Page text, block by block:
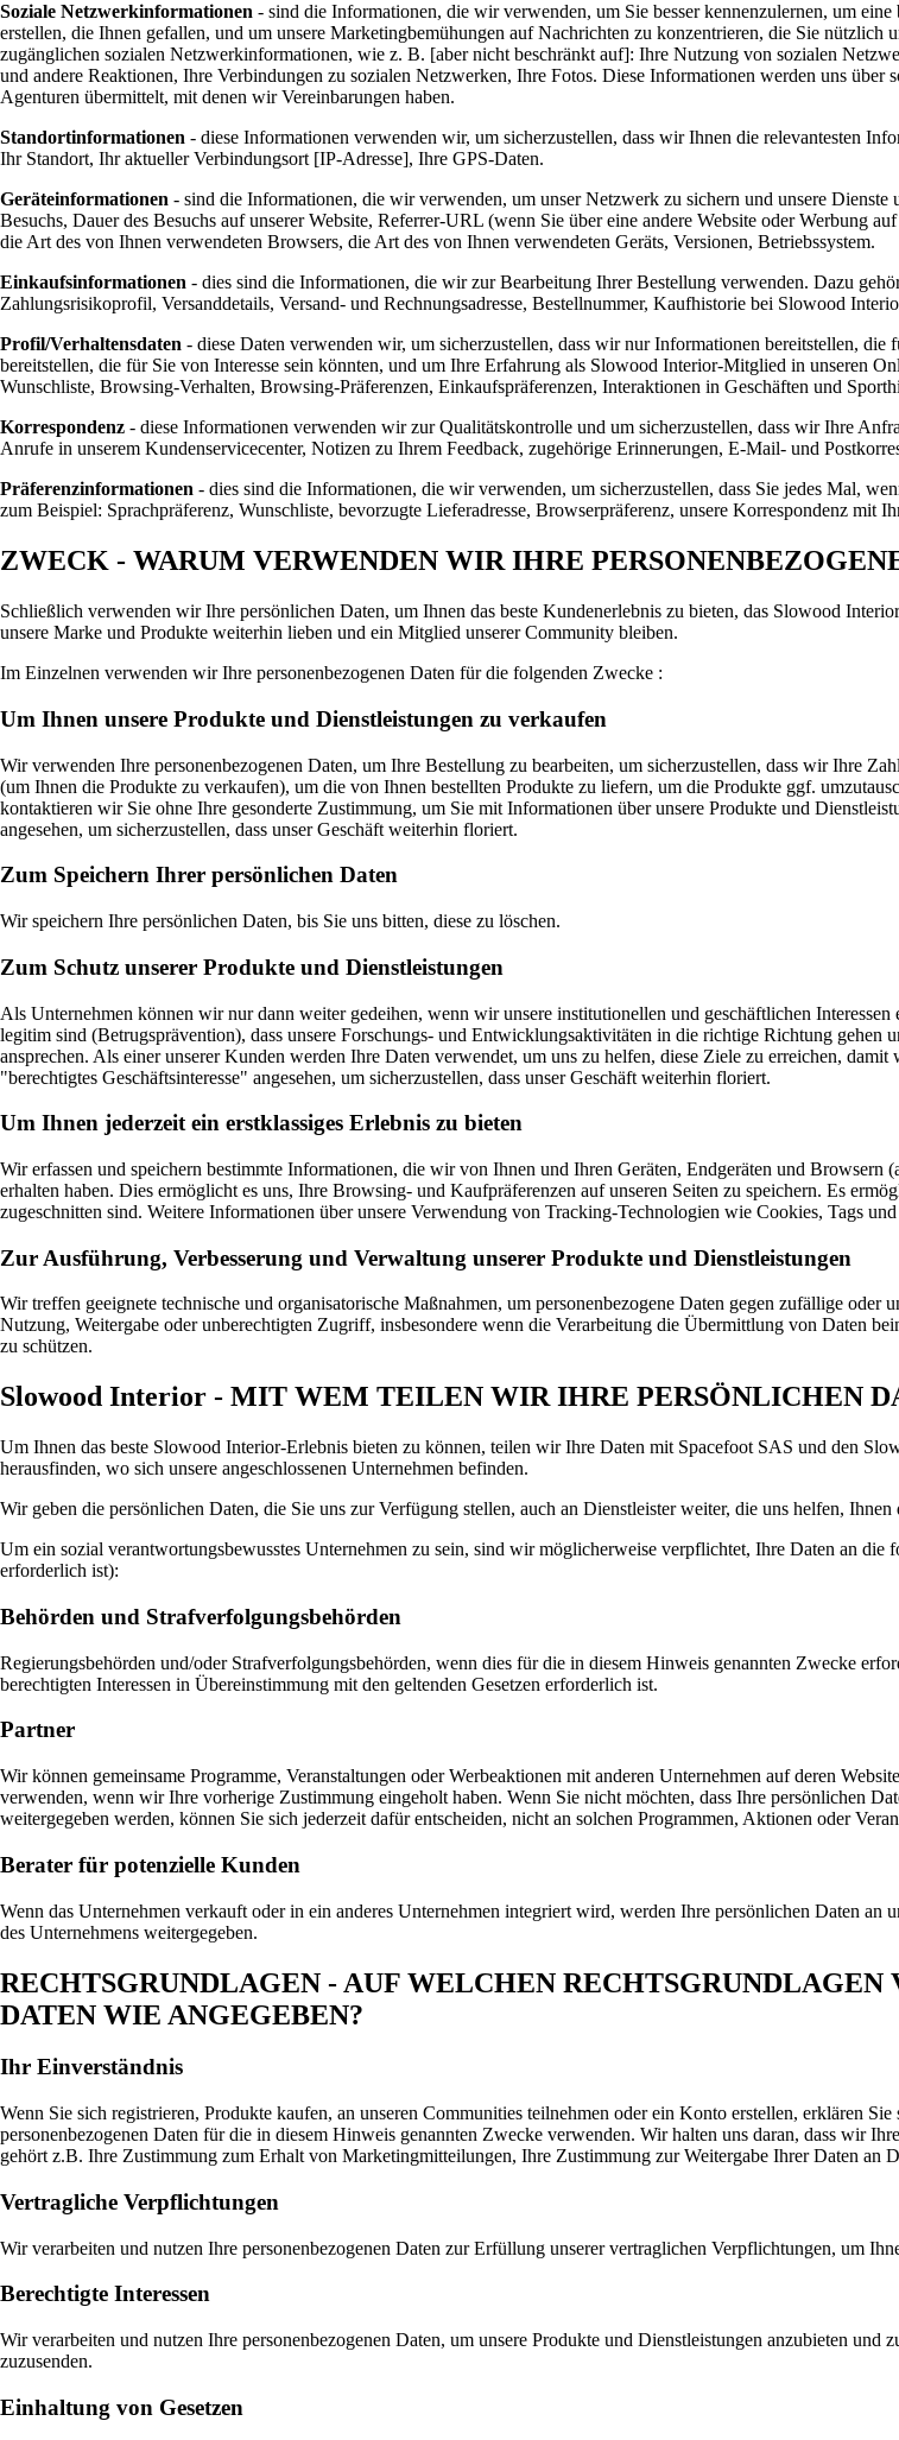
Soziale Netzwerkinformationen - sind die Informationen, die wir verwenden, um Sie besser kennenzulernen, um
erstellen, die Ihnen gefallen, und um unsere Marketingbemühungen auf Nachrichten zu konzentrieren, die Sie
zugänglichen sozialen Netzwerkinformationen, wie z. B. [aber nicht beschränkt auf]: Ihre Nutzung von sozialen
und andere Reaktionen, Ihre Verbindungen zu sozialen Netzwerken, Ihre Fotos. Diese Informationen werden uns
Agenturen übermittelt, mit denen wir Vereinbarungen haben.
Standortinformationen - diese Informationen verwenden wir, um sicherzustellen, dass wir Ihnen die relevantesten
Ihr Standort, Ihr aktueller Verbindungsort [IP-Adresse], Ihre GPS-Daten.
Geräteinformationen - sind die Informationen, die wir verwenden, um unser Netzwerk zu sichern und unsere
Besuchs, Dauer des Besuchs auf unserer Website, Referrer-URL (wenn Sie über eine andere Website oder Werbung
die Art des von Ihnen verwendeten Browsers, die Art des von Ihnen verwendeten Geräts, Versionen, Betriebssystem.
Einkaufsinformationen - dies sind die Informationen, die wir zur Bearbeitung Ihrer Bestellung verwenden. Dazu
Zahlungsrisikoprofil, Versanddetails, Versand- und Rechnungsadresse, Bestellnummer, Kaufhistorie bei Slowood
Profil/Verhaltensdaten - diese Daten verwenden wir, um sicherzustellen, dass wir nur Informationen bereitstellen,
bereitstellen, die für Sie von Interesse sein könnten, und um Ihre Erfahrung als Slowood Interior-Mitglied in unseren
Wunschliste, Browsing-Verhalten, Browsing-Präferenzen, Einkaufspräferenzen, Interaktionen in Geschäften und
Korrespondenz - diese Informationen verwenden wir zur Qualitätskontrolle und um sicherzustellen, dass wir Ihre
Anrufe in unserem Kundenservicecenter, Notizen zu Ihrem Feedback, zugehörige Erinnerungen, E-Mail- und
Präferenzinformationen - dies sind die Informationen, die wir verwenden, um sicherzustellen, dass Sie jedes Mal,
zum Beispiel: Sprachpräferenz, Wunschliste, bevorzugte Lieferadresse, Browserpräferenz, unsere Korrespondenz mit
ZWECK - WARUM VERWENDEN WIR IHRE
Schließlich verwenden wir Ihre persönlichen Daten, um Ihnen das beste Kundenerlebnis zu bieten, das Slowood
unsere Marke und Produkte weiterhin lieben und ein Mitglied unserer Community bleiben.
Im Einzelnen verwenden wir Ihre personenbezogenen Daten für die folgenden Zwecke :
Um Ihnen unsere Produkte und Dienstleistungen zu verkaufen
Wir verwenden Ihre personenbezogenen Daten, um Ihre Bestellung zu bearbeiten, um sicherzustellen, dass wir Ihre
(um Ihnen die Produkte zu verkaufen), um die von Ihnen bestellten Produkte zu liefern, um die Produkte ggf.
kontaktieren wir Sie ohne Ihre gesonderte Zustimmung, um Sie mit Informationen über unsere Produkte und
angesehen, um sicherzustellen, dass unser Geschäft weiterhin floriert.
Zum Speichern Ihrer persönlichen Daten
Wir speichern Ihre persönlichen Daten, bis Sie uns bitten, diese zu löschen.
Zum Schutz unserer Produkte und Dienstleistungen
Als Unternehmen können wir nur dann weiter gedeihen, wenn wir unsere institutionellen und geschäftlichen
legitim sind (Betrugsprävention), dass unsere Forschungs- und Entwicklungsaktivitäten in die richtige Richtung gehen
ansprechen. Als einer unserer Kunden werden Ihre Daten verwendet, um uns zu helfen, diese Ziele zu erreichen,
"berechtigtes Geschäftsinteresse" angesehen, um sicherzustellen, dass unser Geschäft weiterhin floriert.
Um Ihnen jederzeit ein erstklassiges Erlebnis zu bieten
Wir erfassen und speichern bestimmte Informationen, die wir von Ihnen und Ihren Geräten, Endgeräten und
erhalten haben. Dies ermöglicht es uns, Ihre Browsing- und Kaufpräferenzen auf unseren Seiten zu speichern. Es
zugeschnitten sind. Weitere Informationen über unsere Verwendung von Tracking-Technologien wie Cookies, Tags
Zur Ausführung, Verbesserung und Verwaltung unserer Produkte und Dienstleistungen
Wir treffen geeignete technische und organisatorische Maßnahmen, um personenbezogene Daten gegen zufällige
Nutzung, Weitergabe oder unberechtigten Zugriff, insbesondere wenn die Verarbeitung die Übermittlung von Daten
zu schützen.
Slowood Interior - MIT WEM TEILEN WIR IHRE PERSÖNLICHEN
Um Ihnen das beste Slowood Interior-Erlebnis bieten zu können, teilen wir Ihre Daten mit Spacefoot SAS und den
herausfinden, wo sich unsere angeschlossenen Unternehmen befinden.
Wir geben die persönlichen Daten, die Sie uns zur Verfügung stellen, auch an Dienstleister weiter, die uns helfen,
Um ein sozial verantwortungsbewusstes Unternehmen zu sein, sind wir möglicherweise verpflichtet, Ihre Daten an
erforderlich ist):
Behörden und Strafverfolgungsbehörden
Regierungsbehörden und/oder Strafverfolgungsbehörden, wenn dies für die in diesem Hinweis genannten Zwecke
berechtigten Interessen in Übereinstimmung mit den geltenden Gesetzen erforderlich ist.
Partner
Wir können gemeinsame Programme, Veranstaltungen oder Werbeaktionen mit anderen Unternehmen auf deren
verwenden, wenn wir Ihre vorherige Zustimmung eingeholt haben. Wenn Sie nicht möchten, dass Ihre persönlichen
weitergegeben werden, können Sie sich jederzeit dafür entscheiden, nicht an solchen Programmen, Aktionen oder
Berater für potenzielle Kunden
Wenn das Unternehmen verkauft oder in ein anderes Unternehmen integriert wird, werden Ihre persönlichen Daten
des Unternehmens weitergegeben.
RECHTSGRUNDLAGEN - AUF WELCHEN
DATEN WIE ANGEGEBEN?
Ihr Einverständnis
Wenn Sie sich registrieren, Produkte kaufen, an unseren Communities teilnehmen oder ein Konto erstellen, erklären
personenbezogenen Daten für die in diesem Hinweis genannten Zwecke verwenden. Wir halten uns daran, dass wir
gehört z.B. Ihre Zustimmung zum Erhalt von Marketingmitteilungen, Ihre Zustimmung zur Weitergabe Ihrer Daten an
Vertragliche Verpflichtungen
Wir verarbeiten und nutzen Ihre personenbezogenen Daten zur Erfüllung unserer vertraglichen Verpflichtungen, um
Berechtigte Interessen
Wir verarbeiten und nutzen Ihre personenbezogenen Daten, um unsere Produkte und Dienstleistungen anzubieten
zuzusenden.
Einhaltung von Gesetzen